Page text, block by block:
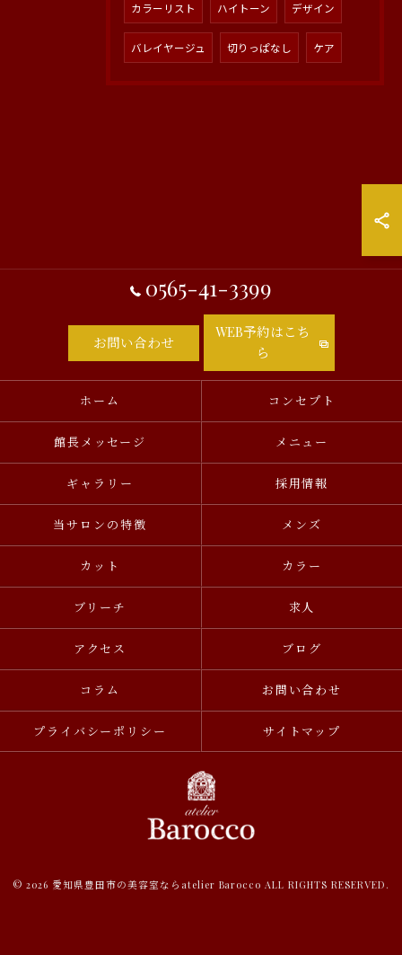
カラーリスト ハイトーン デザイン
バレイヤージュ 切りっぱなし ケア
0565-41-3399
お問い合わせ
WEB予約はこち
ら
ホーム コンセプト
館長メッセージ メニュー
ギャラリー 採用情報
当サロンの特徴 メンズ
カット カラー
ブリーチ 求人
アクセス ブログ
コラム お問い合わせ
プライバシーポリシー サイトマップ
© 2026 愛知県豊田市の美容室ならatelier Barocco ALL RIGHTS RESERVED.